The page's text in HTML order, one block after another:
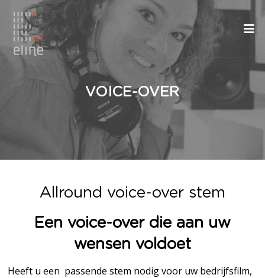
VOICE-OVER
Allround voice-over stem
Een voice-over die aan uw
wensen voldoet
Heeft u een passende stem nodig voor uw bedrijfsfilm,